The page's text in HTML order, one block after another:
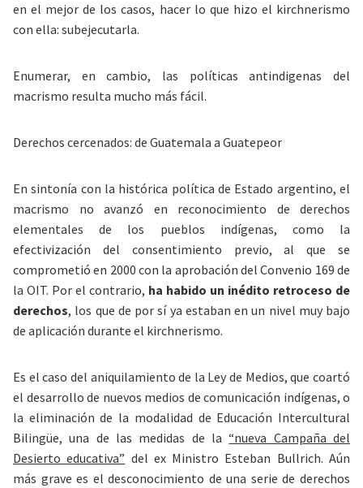
en el mejor de los casos, hacer lo que hizo el kirchnerismo
con ella: subejecutarla.
Enumerar, en cambio, las políticas antindigenas del
macrismo resulta mucho más fácil.
Derechos cercenados: de Guatemala a Guatepeor
En sintonía con la histórica política de Estado argentino, el
macrismo no avanzó en reconocimiento de derechos
elementales de los pueblos indígenas, como la
efectivización del consentimiento previo, al que se
comprometió en 2000 con la aprobación del Convenio 169 de
la OIT. Por el contrario, ha habido un inédito retroceso de
derechos, los que de por sí ya estaban en un nivel muy bajo
de aplicación durante el kirchnerismo.
Es el caso del aniquilamiento de la Ley de Medios, que coartó
el desarrollo de nuevos medios de comunicación indígenas, o
la eliminación de la modalidad de Educación Intercultural
Bilingüe, una de las medidas de la“nueva Campaña del
Desierto educativa” del ex Ministro Esteban Bullrich. Aún
más grave es el desconocimiento de una serie de derechos